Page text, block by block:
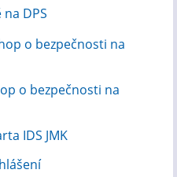
DPS
o bezpečnosti na
o bezpečnosti na
IDS JMK